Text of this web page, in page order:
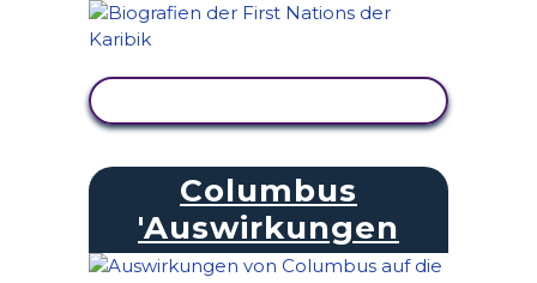
Columbus
'Auswirkungen